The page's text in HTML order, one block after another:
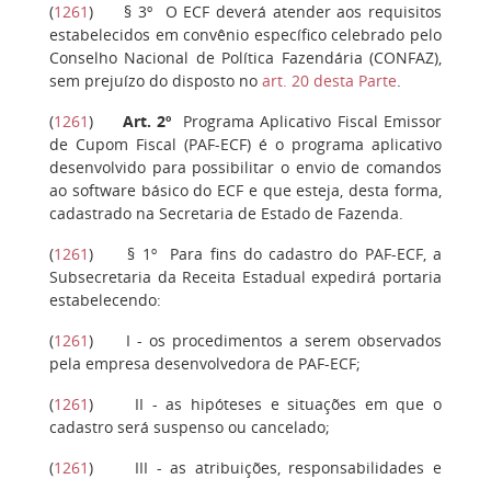
(1261) § 3º O ECF deverá atender aos requisitos
estabelecidos em convênio específico celebrado pelo
Conselho Nacional de Política Fazendária (CONFAZ),
sem prejuízo do disposto no art. 20 desta Parte.
(1261) Art. 2º Programa Aplicativo Fiscal Emissor
de Cupom Fiscal (PAF-ECF) é o programa aplicativo
desenvolvido para possibilitar o envio de comandos
ao software básico do ECF e que esteja, desta forma,
cadastrado na Secretaria de Estado de Fazenda.
(1261) § 1ºPara fins do cadastro do PAF-ECF, a
Subsecretaria da Receita Estadual expedirá portaria
estabelecendo:
(1261) I - os procedimentos a serem observados
pela empresa desenvolvedora de PAF-ECF;
(1261) II - as hipóteses e situações em que o
cadastro será suspenso ou cancelado;
(1261) III - as atribuições, responsabilidades e